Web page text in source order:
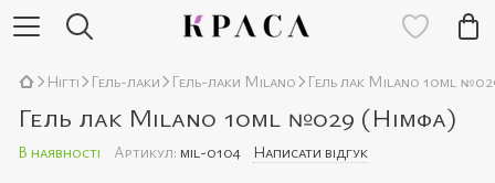
Нігті Гель-лаки Гель-лаки Milano Гель лак Milano 10ml
Гель лак Milano 10ml №029 (Німфа)
В наявності Артикул: mil-0104 Написати відгук